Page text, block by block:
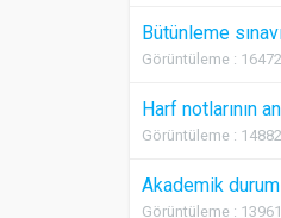
Bütünleme
Görüntüleme : 16472
Harf notlarının
Görüntüleme : 14882
Akademik
Görüntüleme : 13961